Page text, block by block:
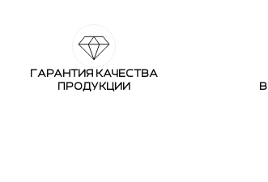
ГАРАНТИЯ КАЧЕСТВА
ПРОДУКЦИИ